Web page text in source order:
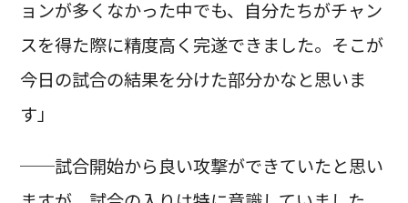
ョンが多くなかった中でも、自分たちがチャン
スを得た際に精度高く完遂できました。そこが
今日の試合の結果を分けた部分かなと思いま
す」
──試合開始から良い攻撃ができていたと思い